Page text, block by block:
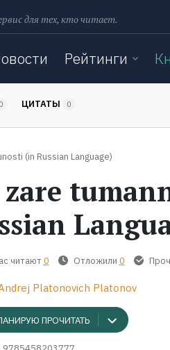
для тех, кто читает.
Рейтинги
0 ЦИТАТЫ 0
(in Russian Language)
zare
читают 0 Отложили 0
Platonovich Platonov
ПРОЧИТАТЬ